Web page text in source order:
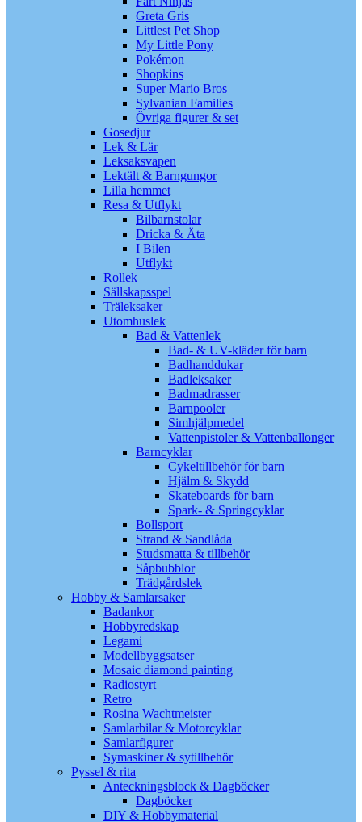
Greta Gris
Littlest Pet Shop
My Little Pony
Pokémon
Shopkins
Super Mario Bros
Sylvanian Families
Övriga figurer & set
Gosedjur
Lek & Lär
Leksaksvapen
Lektält & Barngungor
Lilla hemmet
Resa & Utflykt
Bilbarnstolar
Dricka & Äta
I Bilen
Utflykt
Rollek
Sällskapsspel
Träleksaker
Utomhuslek
Bad & Vattenlek
Bad- & UV-kläder för barn
Badhanddukar
Badleksaker
Badmadrasser
Barnpooler
Simhjälpmedel
Vattenpistoler & Vattenballonger
Barncyklar
Cykeltillbehör för barn
Hjälm & Skydd
Skateboards för barn
Spark- & Springcyklar
Bollsport
Strand & Sandlåda
Studsmatta & tillbehör
Såpbubblor
Trädgårdslek
Hobby & Samlarsaker
Badankor
Hobbyredskap
Legami
Modellbyggsatser
Mosaic diamond painting
Radiostyrt
Retro
Rosina Wachtmeister
Samlarbilar & Motorcyklar
Samlarfigurer
Symaskiner & sytillbehör
Pyssel & rita
Anteckningsblock & Dagböcker
Dagböcker
DIY & Hobbymaterial